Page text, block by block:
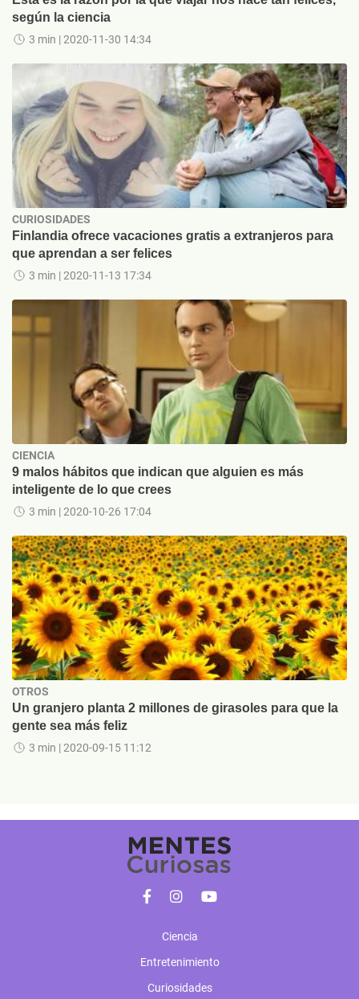
según la ciencia
3 min | 2020-11-30 14:34
CURIOSIDADES
Finlandia ofrece vacaciones gratis a extranjeros para
que aprendan a ser felices
3 min | 2020-11-13 17:34
CIENCIA
9 malos hábitos que indican que alguien es más
inteligente de lo que crees
3 min | 2020-10-26 17:04
OTROS
Un granjero planta 2 millones de girasoles para que la
gente sea más feliz
3 min | 2020-09-15 11:12
Ciencia
Entretenimiento
Curiosidades